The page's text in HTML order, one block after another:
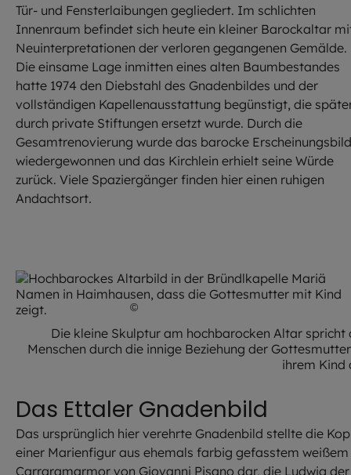
Tür- und Fensterlaibungen gegliedert. Im schlichten
Innenraum befindet sich heute ein kleiner Barockaltar
Neuinterpretationen der verloren gegangenen Gemälde.
Die einsame Lage inmitten eines alten Baumbestandes
hatte 1974 den Diebstahl des Gnadenbildes und der
vollständigen Kapellenausstattung begünstigt, die
durch private Stiftungen ersetzt wurde. Durch die
Gesamtrenovierung wurde das barocke Erscheinungsbild
wiedergewonnen und das Kirchlein erhielt seine Würde
zurück. Viele Spaziergänger finden hier einen ruhigen
Andachtsort.
©
Die kleine Skulptur am hochbarocken Altar spricht
Menschen durch die innige Beziehung der
ihrem Kind
Das Ettaler Gnadenbild
Das ursprünglich hier verehrte Gnadenbild stellte die
einer Marienfigur aus ehemals farbig gefasstem weißem
Carraramarmor von Giovanni Pisano dar, die Ludwig der